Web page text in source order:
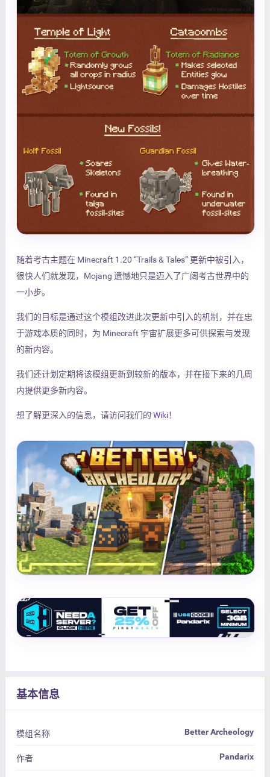
随着考古主题在 Minecraft 1.20 “Trails & Tales” 更新中被引入，
很快人们就发现，Mojang 遗憾地只是迈入了广阔考古世界中的
一小步。
我们的目标是通过这个模组改进此次更新中引入的机制，并在忠
于游戏本质的同时，为 Minecraft 宇宙扩展更多可供探索与发现
的新内容。
我们还计划定期将该模组更新到较新的版本，并在接下来的几周
内提供更多新内容。
想了解更深入的信息，请访问我们的 Wiki！
基本信息
模组名称 Better Archeology
作者 Pandarix